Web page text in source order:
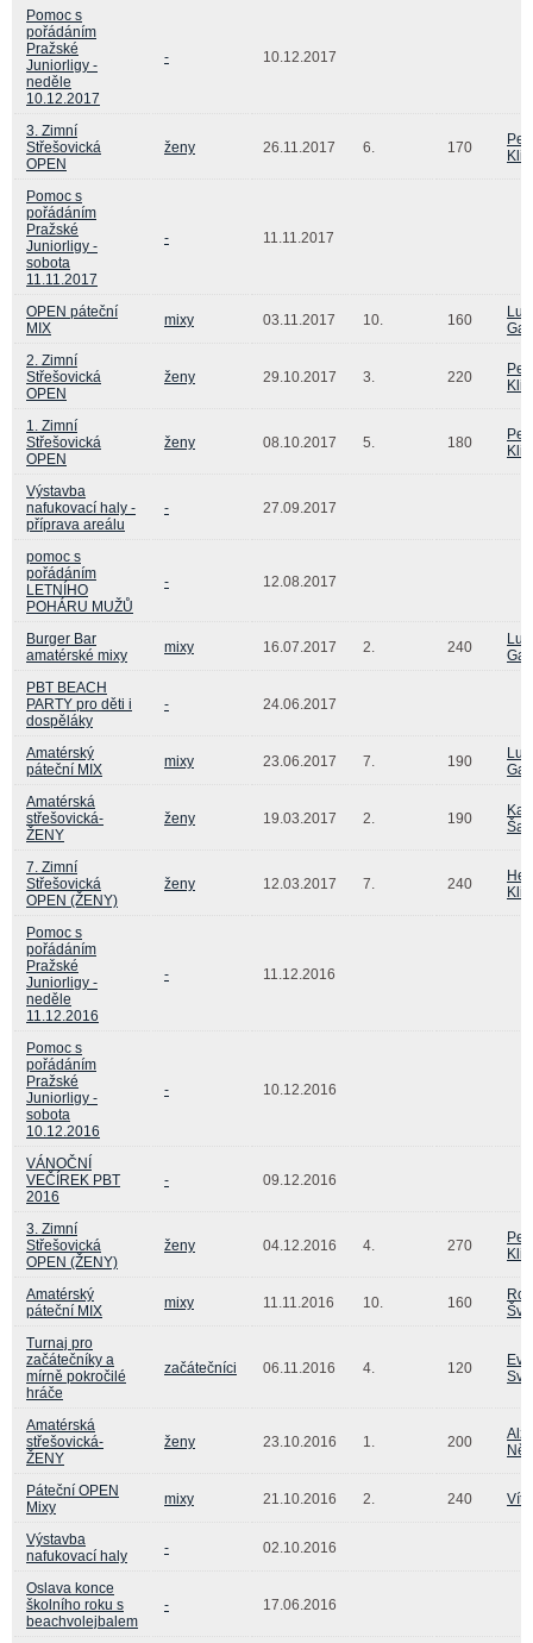
Pomoc s
pořádáním
Pražské
Juniorligy -
neděle
10.12.2017
- 10.12.2017
3. Zimní
Střešovická
OPEN
ženy 26.11.2017 6. 170
Pomoc s
pořádáním
Pražské
Juniorligy -
sobota
11.11.2017
- 11.11.2017
OPEN páteční
MIX
mixy 03.11.2017 10. 160
2. Zimní
Střešovická
OPEN
ženy 29.10.2017 3. 220
1. Zimní
Střešovická
OPEN
ženy 08.10.2017 5. 180
Výstavba
nafukovací haly -
příprava areálu
- 27.09.2017
pomoc s
pořádáním
LETNÍHO
POHÁRU MUŽŮ
- 12.08.2017
Burger Bar
amatérské mixy
mixy 16.07.2017 2. 240
PBT BEACH
PARTY pro děti i
dospěláky
- 24.06.2017
Amatérský
páteční MIX
mixy 23.06.2017 7. 190
Amatérská
střešovická-
ŽENY
ženy 19.03.2017 2. 190
7. Zimní
Střešovická
OPEN (ŽENY)
ženy 12.03.2017 7. 240
Pomoc s
pořádáním
Pražské
Juniorligy -
neděle
11.12.2016
- 11.12.2016
Pomoc s
pořádáním
Pražské
Juniorligy -
sobota
10.12.2016
- 10.12.2016
VÁNOČNÍ
VEČÍREK PBT
2016
- 09.12.2016
3. Zimní
Střešovická
OPEN (ŽENY)
ženy 04.12.2016 4. 270
Amatérský
páteční MIX
mixy 11.11.2016 10. 160
Turnaj pro
začátečníky a
mírně pokročilé
hráče
začátečníci 06.11.2016 4. 120
Eva
Amatérská
střešovická-
ŽENY
ženy 23.10.2016 1. 200
Páteční OPEN
Mixy
mixy 21.10.2016 2. 240 Vít
Výstavba
nafukovací haly
- 02.10.2016
Oslava konce
školního roku s
beachvolejbalem
- 17.06.2016